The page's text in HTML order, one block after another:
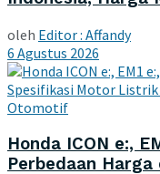
oleh Editor : Affandy
6 Agustus 2026
Otomotif
Honda ICON e:,
Perbedaan